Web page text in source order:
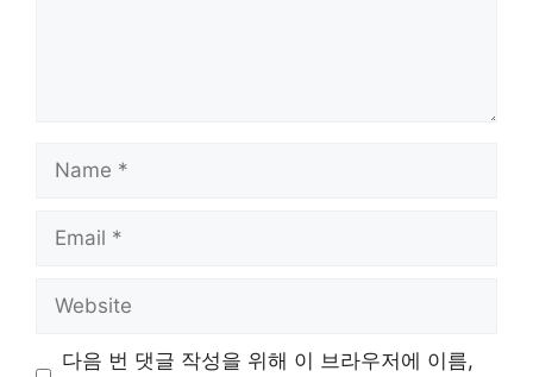
Name
Email
Website
다음 번 댓글 작성을 위해 이 브라우저에 이름,